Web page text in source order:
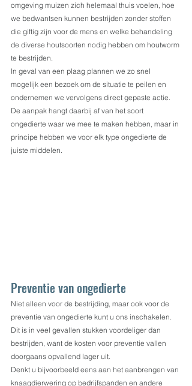
omgeving muizen zich helemaal thuis voelen, hoe
we bedwantsen kunnen bestrijden zonder stoffen
die giftig zijn voor de mens en welke behandeling
de diverse houtsoorten nodig hebben om houtworm
te bestrijden.
In geval van een plaag plannen we zo snel
mogelijk een bezoek om de situatie te peilen en
ondernemen we vervolgens direct gepaste actie.
De aanpak hangt daarbij af van het soort
ongedierte waar we mee te maken hebben, maar in
principe hebben we voor elk type ongedierte de
juiste middelen.
Preventie van ongedierte
Niet alleen voor de bestrijding, maar ook voor de
preventie van ongedierte kunt u ons inschakelen.
Dit is in veel gevallen stukken voordeliger dan
bestrijden, want de kosten voor preventie vallen
doorgaans opvallend lager uit.
Denkt u bijvoorbeeld eens aan het aanbrengen van
knaagdierwering op bedrijfspanden en andere